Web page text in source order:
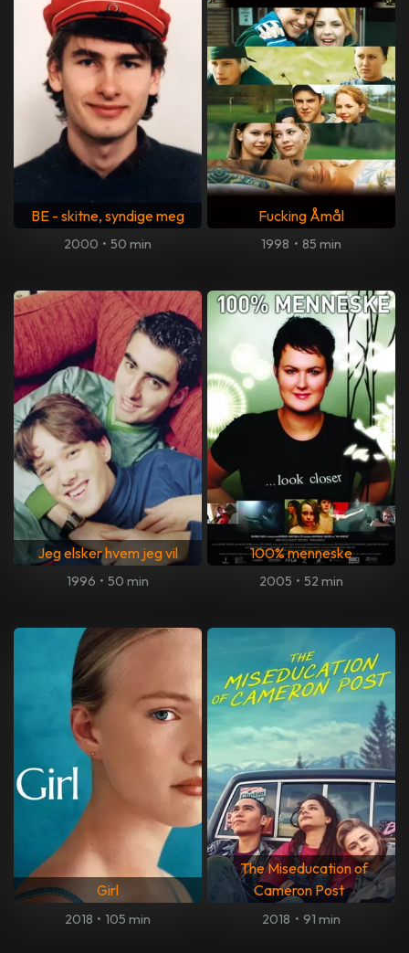
BE - skitne, syndige meg
2000 • 50 min
Fucking Åmål
1998 • 85 min
Jeg elsker hvem jeg vil
1996 • 50 min
100% menneske
2005 • 52 min
Girl
2018 • 105 min
The Miseducation of
Cameron Post
2018 • 91 min